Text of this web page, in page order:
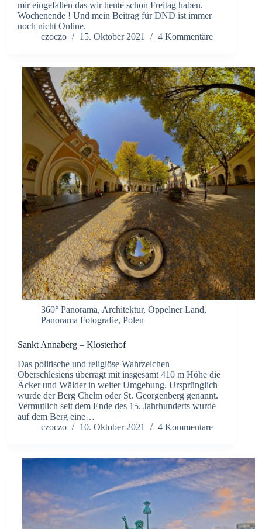
mir eingefallen das wir heute schon Freitag haben.
Wochenende ! Und mein Beitrag für DND ist immer
noch nicht Online.
czoczo
15. Oktober 2021 4 Kommentare
360° Panorama, Architektur, Oppelner Land,
Panorama Fotografie, Polen
Sankt Annaberg – Klosterhof
Das politische und religiöse Wahrzeichen
Oberschlesiens überragt mit insgesamt 410 m Höhe die
Äcker und Wälder in weiter Umgebung. Ursprünglich
wurde der Berg Chelm oder St. Georgenberg genannt.
Vermutlich seit dem Ende des 15. Jahrhunderts wurde
auf dem Berg eine…
czoczo
10. Oktober 2021 4 Kommentare